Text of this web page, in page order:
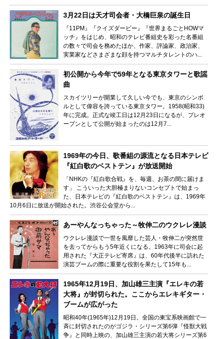
3月22日は天才司会者・大橋巨泉の誕生日
『11PM』『クイズダービー』『世界まるごとHOWマ
ッチ』をはじめ、昭和のテレビ番組史を彩った名番組
の数々で司会を務めたほか、作家、評論家、政治家、
実業家などさまざまな顔を持つマルチタレントのハ...
初公開から今年で59年となる東京タワーと歌謡
曲
スカイツリーが開業して久しい今でも、東京のシンボ
ルとして偉容を誇っている東京タワー。1958(昭和33)
年に完成。正式な竣工日は12月23日になるが、プレオ
ープンとして公開が始まったのは12月7...
1969年の今日、歌番組の源流となる日本テレビ
『紅白歌のベストテン』が放送開始
「NHKの『紅白歌合戦』を、毎週、お茶の間に届けま
す」 こういった大胆極まりないコンセプトで始まっ
た、日本テレビの『紅白歌のベストテン』は、1969年
10月6日に放送が開始された。渋谷公会堂から...
あーやんなっちゃった～牧伸二のウクレレ漫談
ウクレレ漫談で一世を風靡した芸人・牧伸二が突然世
を去ってからもう5年近くになる。1963年に司会に起
用された『大正テレビ寄席』は、60年代後半に訪れた
演芸ブームの際に重要な役割を果たして15年も...
1965年12月19日、加山雄三主演『エレキの若
大将』が封切られた。ここからエレキギター・
ブームが広がった
昭和40年(1965年)12月19日。全国の東宝系映画館で一
斉に封切されたのがゴジラ・シリーズ第6弾『怪獣大戦
争』と同時上映の、加山雄三主演の若大将シリーズ第6